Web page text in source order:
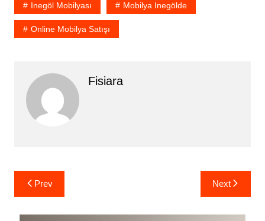
Inegöl Mobilyası Mobilya Inegölde
Online Mobilya Satışı
Fisiara
Yazı
gezinmesi
Prev Next